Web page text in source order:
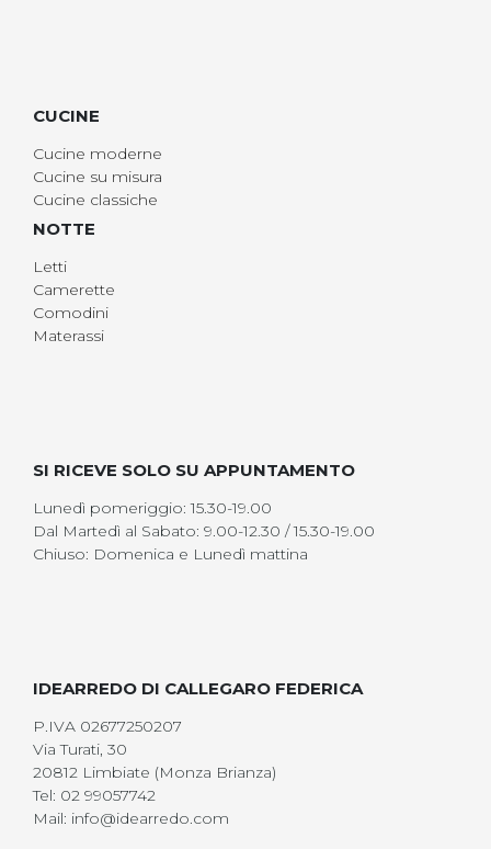
CUCINE
Cucine moderne
Cucine su misura
Cucine classiche
NOTTE
Letti
Camerette
Comodini
Materassi
SI RICEVE SOLO SU APPUNTAMENTO
Lunedì pomeriggio: 15.30-19.00
Dal Martedì al Sabato: 9.00-12.30 / 15.30-19.00
Chiuso: Domenica e Lunedì mattina
IDEARREDO DI CALLEGARO FEDERICA
P.IVA 02677250207
Via Turati, 30
20812 Limbiate (Monza Brianza)
Tel: 02 99057742
Mail: info@idearredo.com